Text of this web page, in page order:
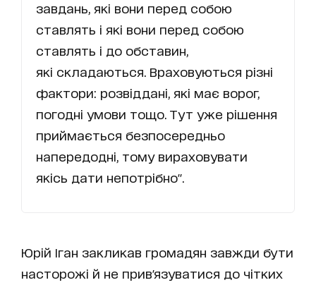
завдань, які вони перед собою
ставлять і які вони перед собою
ставлять і до обставин,
які складаються. Враховуються різні
фактори: розвіддані, які має ворог,
погодні умови тощо. Тут уже рішення
приймається безпосередньо
напередодні, тому вираховувати
якісь дати непотрібно".
Юрій Іган закликав громадян завжди бути
насторожі й не прив'язуватися до чітких